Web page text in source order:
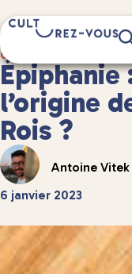
Guides de voyage
4 minute(s) de lecture
l’origine
Rois ?
Antoine Vitek
6 janvier 2023